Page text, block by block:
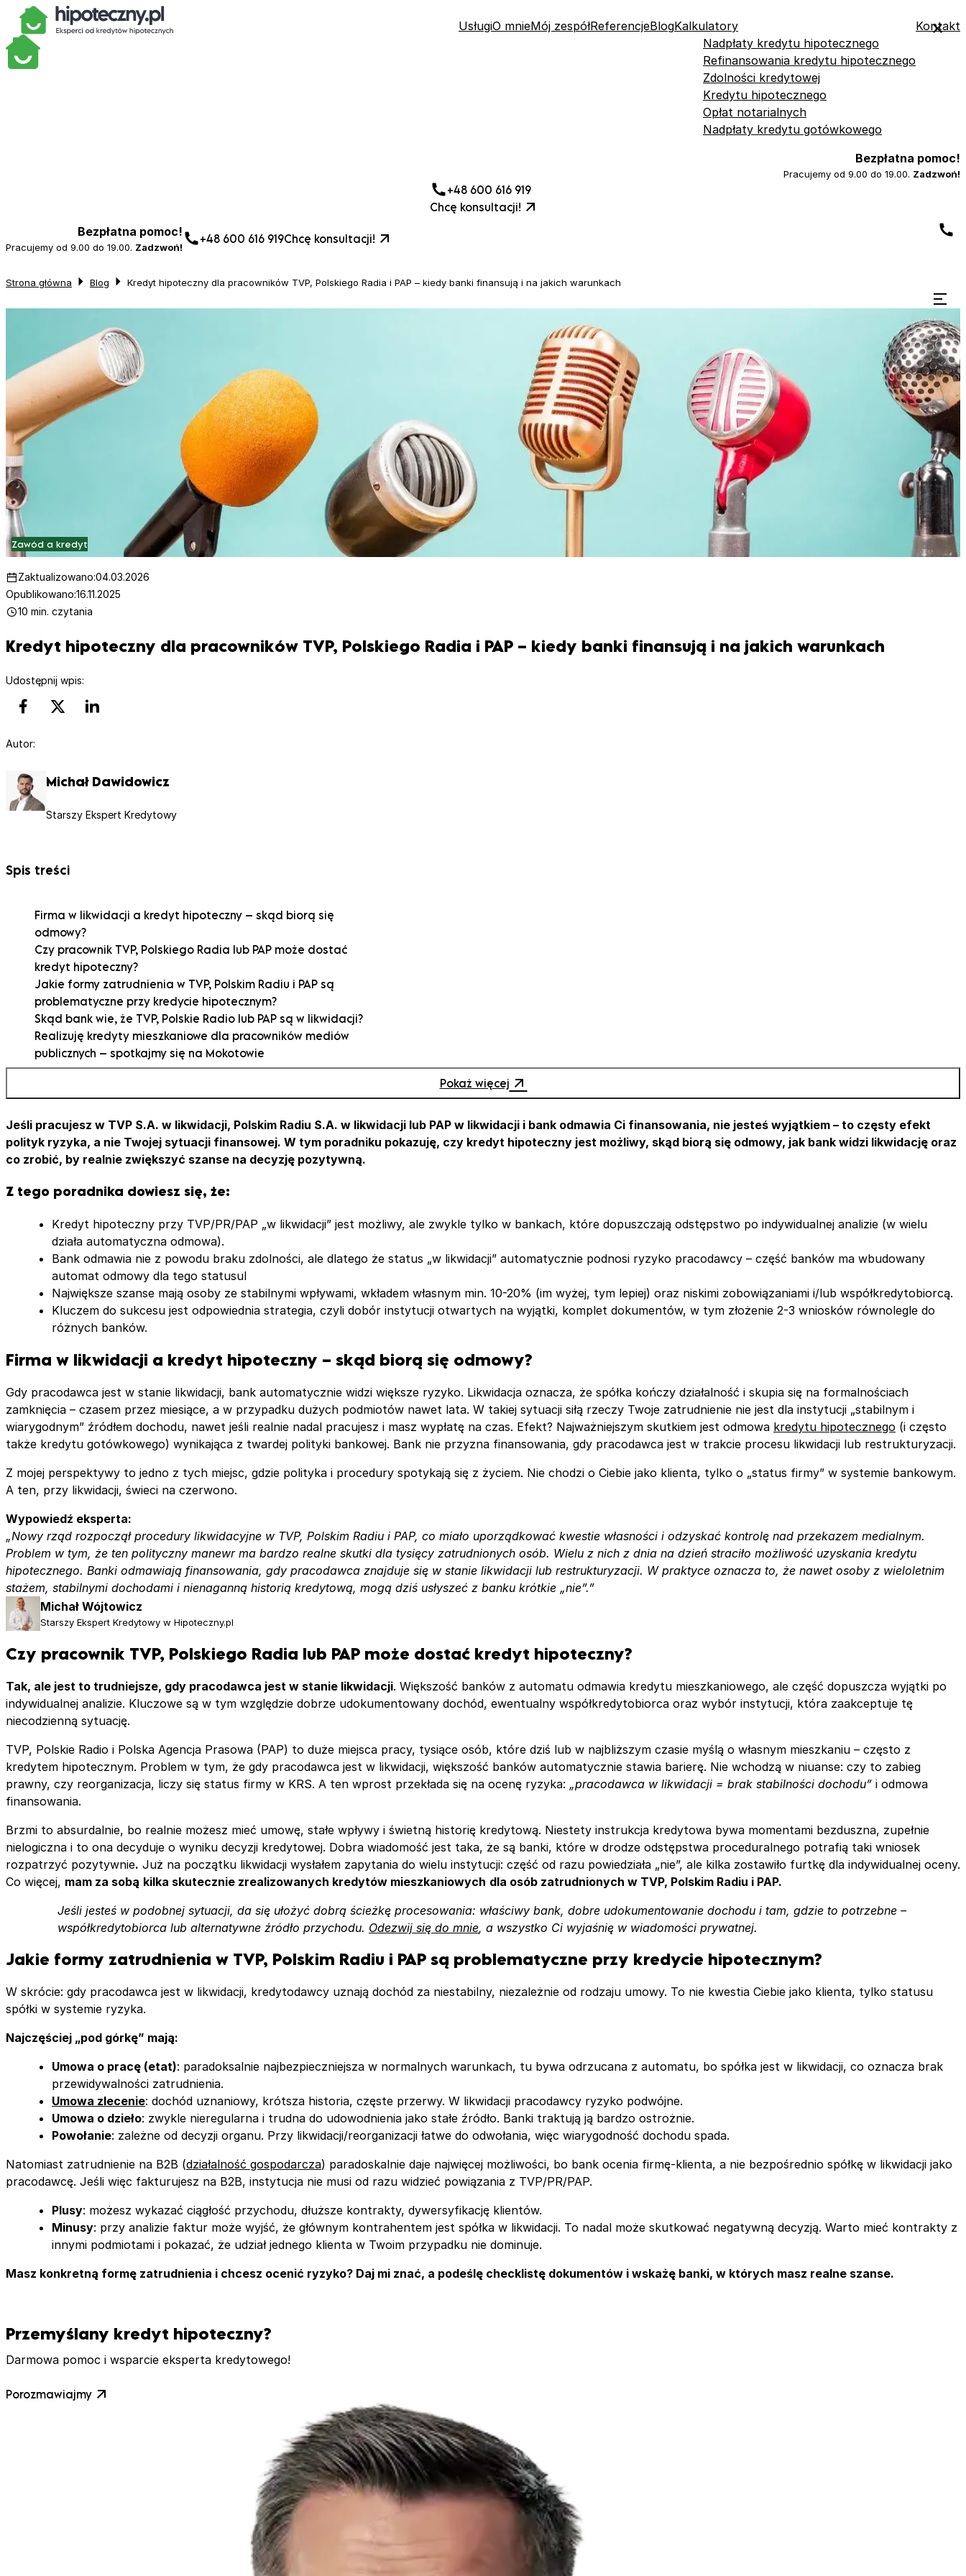
UsługiO mnieMój zespółReferencjeBlogKalkulatory
Nadpłaty kredytu hipotecznego
Refinansowania kredytu hipotecznego
Zdolności kredytowej
Kredytu hipotecznego
Opłat notarialnych
Nadpłaty kredytu gotówkowego
Kontakt
Bezpłatna pomoc!
Pracujemy od 9.00 do 19.00. Zadzwoń!
+48 600 616 919
Chcę konsultacji!
Bezpłatna pomoc!
Pracujemy od 9.00 do 19.00. Zadzwoń!
+48 600 616 919Chcę konsultacji!
Strona główna Blog Kredyt hipoteczny dla pracowników TVP, Polskiego Radia i PAP – kiedy banki finansują i na jakich warunkach
Zawód a kredyt
Zaktualizowano:04.03.2026
Opublikowano:16.11.2025
10 min. czytania
Kredyt hipoteczny dla pracowników TVP, Polskiego Radia i PAP – kiedy banki finansują i na jakich warunkach
Udostępnij wpis:
Autor:
Michał Dawidowicz
Starszy Ekspert Kredytowy
Spis treści
Firma w likwidacji a kredyt hipoteczny – skąd biorą się
odmowy?
Czy pracownik TVP, Polskiego Radia lub PAP może dostać
kredyt hipoteczny?
Jakie formy zatrudnienia w TVP, Polskim Radiu i PAP są
problematyczne przy kredycie hipotecznym?
Skąd bank wie, że TVP, Polskie Radio lub PAP są w likwidacji?
Realizuję kredyty mieszkaniowe dla pracowników mediów
publicznych – spotkajmy się na Mokotowie
Case study: kredyt hipoteczny dla pracowniczki TVP „w
zatrudniony w TVP, Polskim Radiu lub PAP?
Jak zabezpieczyć się na wypadek decyzji negatywnej przy
kredycie hipotecznym?
likwidacji – co warto wiedzieć?
Pokaż więcej
Jeśli pracujesz w TVP S.A. w likwidacji, Polskim Radiu S.A. w likwidacji lub PAP w likwidacji i bank odmawia Ci finansowania, nie jesteś wyjątkiem – to częsty efekt
polityk ryzyka, a nie Twojej sytuacji finansowej. W tym poradniku pokazuję, czy kredyt hipoteczny jest możliwy, skąd biorą się odmowy, jak bank widzi likwidację oraz
co zrobić, by realnie zwiększyć szanse na decyzję pozytywną.
Z tego poradnika dowiesz się, że:
Kredyt hipoteczny przy TVP/PR/PAP „w likwidacji” jest możliwy, ale zwykle tylko w bankach, które dopuszczają odstępstwo po indywidualnej analizie (w wielu
działa automatyczna odmowa).
Bank odmawia nie z powodu braku zdolności, ale dlatego że status „w likwidacji” automatycznie podnosi ryzyko pracodawcy – część banków ma wbudowany
automat odmowy dla tego statusul
Największe szanse mają osoby ze stabilnymi wpływami, wkładem własnym min. 10-20% (im wyżej, tym lepiej) oraz niskimi zobowiązaniami i/lub współkredytobiorcą.
Kluczem do sukcesu jest odpowiednia strategia, czyli dobór instytucji otwartych na wyjątki, komplet dokumentów, w tym złożenie 2-3 wniosków równolegle do
różnych banków.
Firma w likwidacji a kredyt hipoteczny – skąd biorą się odmowy?
Gdy pracodawca jest w stanie likwidacji, bank automatycznie widzi większe ryzyko. Likwidacja oznacza, że spółka kończy działalność i skupia się na formalnościach
zamknięcia – czasem przez miesiące, a w przypadku dużych podmiotów nawet lata. W takiej sytuacji siłą rzeczy Twoje zatrudnienie nie jest dla instytucji „stabilnym i
wiarygodnym” źródłem dochodu, nawet jeśli realnie nadal pracujesz i masz wypłatę na czas. Efekt? Najważniejszym skutkiem jest odmowa kredytu hipotecznego (i często
także kredytu gotówkowego) wynikająca z twardej polityki bankowej. Bank nie przyzna finansowania, gdy pracodawca jest w trakcie procesu likwidacji lub restrukturyzacji.
Z mojej perspektywy to jedno z tych miejsc, gdzie polityka i procedury spotykają się z życiem. Nie chodzi o Ciebie jako klienta, tylko o „status firmy” w systemie bankowym.
A ten, przy likwidacji, świeci na czerwono.
Wypowiedź eksperta:
„Nowy rząd rozpoczął procedury likwidacyjne w TVP, Polskim Radiu i PAP, co miało uporządkować kwestie własności i odzyskać kontrolę nad przekazem medialnym.
Problem w tym, że ten polityczny manewr ma bardzo realne skutki dla tysięcy zatrudnionych osób. Wielu z nich z dnia na dzień straciło możliwość uzyskania kredytu
hipotecznego. Banki odmawiają finansowania, gdy pracodawca znajduje się w stanie likwidacji lub restrukturyzacji. W praktyce oznacza to, że nawet osoby z wieloletnim
stażem, stabilnymi dochodami i nienaganną historią kredytową, mogą dziś usłyszeć z banku krótkie „nie”.”
Michał Wójtowicz
Starszy Ekspert Kredytowy w Hipoteczny.pl
Czy pracownik TVP, Polskiego Radia lub PAP może dostać kredyt hipoteczny?
Tak, ale jest to trudniejsze, gdy pracodawca jest w stanie likwidacji. Większość banków z automatu odmawia kredytu mieszkaniowego, ale część dopuszcza wyjątki po
indywidualnej analizie. Kluczowe są w tym względzie dobrze udokumentowany dochód, ewentualny współkredytobiorca oraz wybór instytucji, która zaakceptuje tę
niecodzienną sytuację.
TVP, Polskie Radio i Polska Agencja Prasowa (PAP) to duże miejsca pracy, tysiące osób, które dziś lub w najbliższym czasie myślą o własnym mieszkaniu – często z
kredytem hipotecznym. Problem w tym, że gdy pracodawca jest w likwidacji, większość banków automatycznie stawia barierę. Nie wchodzą w niuanse: czy to zabieg
prawny, czy reorganizacja, liczy się status firmy w KRS. A ten wprost przekłada się na ocenę ryzyka: „pracodawca w likwidacji = brak stabilności dochodu” i odmowa
finansowania.
Brzmi to absurdalnie, bo realnie możesz mieć umowę, stałe wpływy i świetną historię kredytową. Niestety instrukcja kredytowa bywa momentami bezduszna, zupełnie
nielogiczna i to ona decyduje o wyniku decyzji kredytowej. Dobra wiadomość jest taka, że są banki, które w drodze odstępstwa proceduralnego potrafią taki wniosek
rozpatrzyć pozytywnie. Już na początku likwidacji wysłałem zapytania do wielu instytucji: część od razu powiedziała „nie”, ale kilka zostawiło furtkę dla indywidualnej oceny.
Co więcej, mam za sobą kilka skutecznie zrealizowanych kredytów mieszkaniowych dla osób zatrudnionych w TVP, Polskim Radiu i PAP.
Jeśli jesteś w podobnej sytuacji, da się ułożyć dobrą ścieżkę procesowania: właściwy bank, dobre udokumentowanie dochodu i tam, gdzie to potrzebne –
współkredytobiorca lub alternatywne źródło przychodu. Odezwij się do mnie, a wszystko Ci wyjaśnię w wiadomości prywatnej.
Jakie formy zatrudnienia w TVP, Polskim Radiu i PAP są problematyczne przy kredycie hipotecznym?
W skrócie: gdy pracodawca jest w likwidacji, kredytodawcy uznają dochód za niestabilny, niezależnie od rodzaju umowy. To nie kwestia Ciebie jako klienta, tylko statusu
spółki w systemie ryzyka.
Najczęściej „pod górkę” mają:
Umowa o pracę (etat): paradoksalnie najbezpieczniejsza w normalnych warunkach, tu bywa odrzucana z automatu, bo spółka jest w likwidacji, co oznacza brak
przewidywalności zatrudnienia.
Umowa zlecenie: dochód uznaniowy, krótsza historia, częste przerwy. W likwidacji pracodawcy ryzyko podwójne.
Umowa o dzieło: zwykle nieregularna i trudna do udowodnienia jako stałe źródło. Banki traktują ją bardzo ostrożnie.
Powołanie: zależne od decyzji organu. Przy likwidacji/reorganizacji łatwe do odwołania, więc wiarygodność dochodu spada.
Natomiast zatrudnienie na B2B (działalność gospodarcza) paradoskalnie daje najwięcej możliwości, bo bank ocenia firmę-klienta, a nie bezpośrednio spółkę w likwidacji jako
pracodawcę. Jeśli więc fakturujesz na B2B, instytucja nie musi od razu widzieć powiązania z TVP/PR/PAP.
Plusy: możesz wykazać ciągłość przychodu, dłuższe kontrakty, dywersyfikację klientów.
Minusy: przy analizie faktur może wyjść, że głównym kontrahentem jest spółka w likwidacji. To nadal może skutkować negatywną decyzją. Warto mieć kontrakty z
innymi podmiotami i pokazać, że udział jednego klienta w Twoim przypadku nie dominuje.
Masz konkretną formę zatrudnienia i chcesz ocenić ryzyko? Daj mi znać, a podeślę checklistę dokumentów i wskażę banki, w których masz realne szanse.
Przemyślany kredyt hipoteczny?
Darmowa pomoc i wsparcie eksperta kredytowego!
Porozmawiajmy